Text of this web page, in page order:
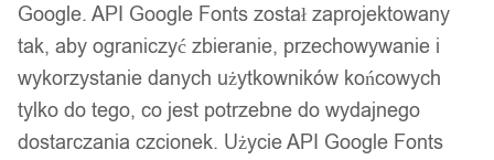
14 dni na zwrot
Google. API Google Fonts został zaprojektowany
tak, aby ograniczyć zbieranie, przechowywanie i
wykorzystanie danych użytkowników końcowych
tylko do tego, co jest potrzebne do wydajnego
dostarczania czcionek. Użycie API Google Fonts